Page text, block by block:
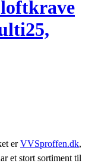
erVVSproffen.dk,
et stort sortiment til